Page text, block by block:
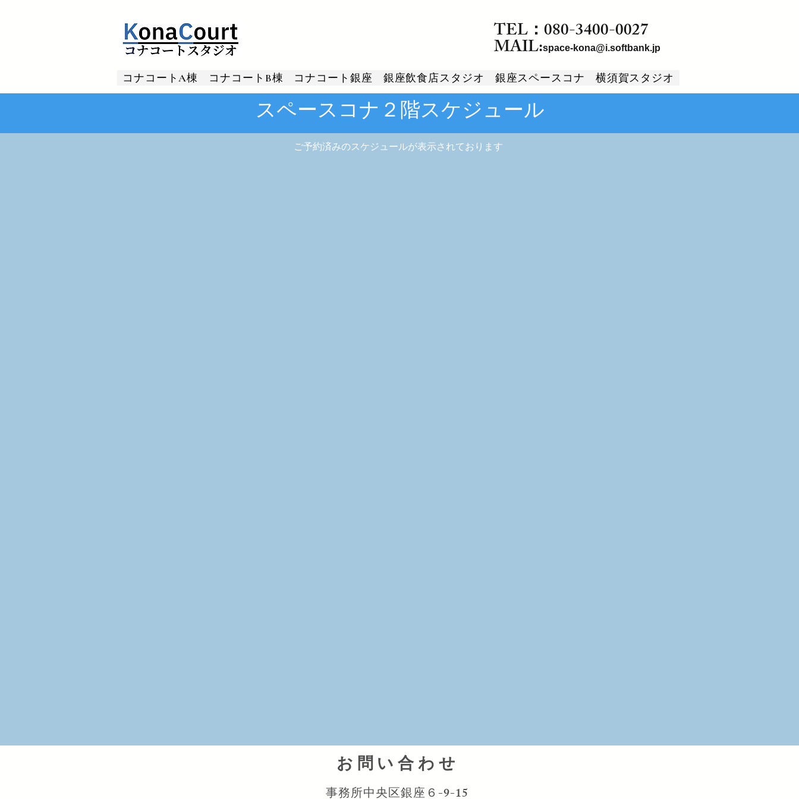
TEL：080-3400-0027
​MAIL:space-kona@i.softbank.jp
コナコートA棟 コナコートB棟 コナコート銀座 銀座飲食店スタジオ 銀座スペースコナ 横須賀スタジオ
​スペースコナ２階スケジュール
​ご予約済みのスケジュールが表示されております
お問い合わせ
事務所中央区銀座６-9-15